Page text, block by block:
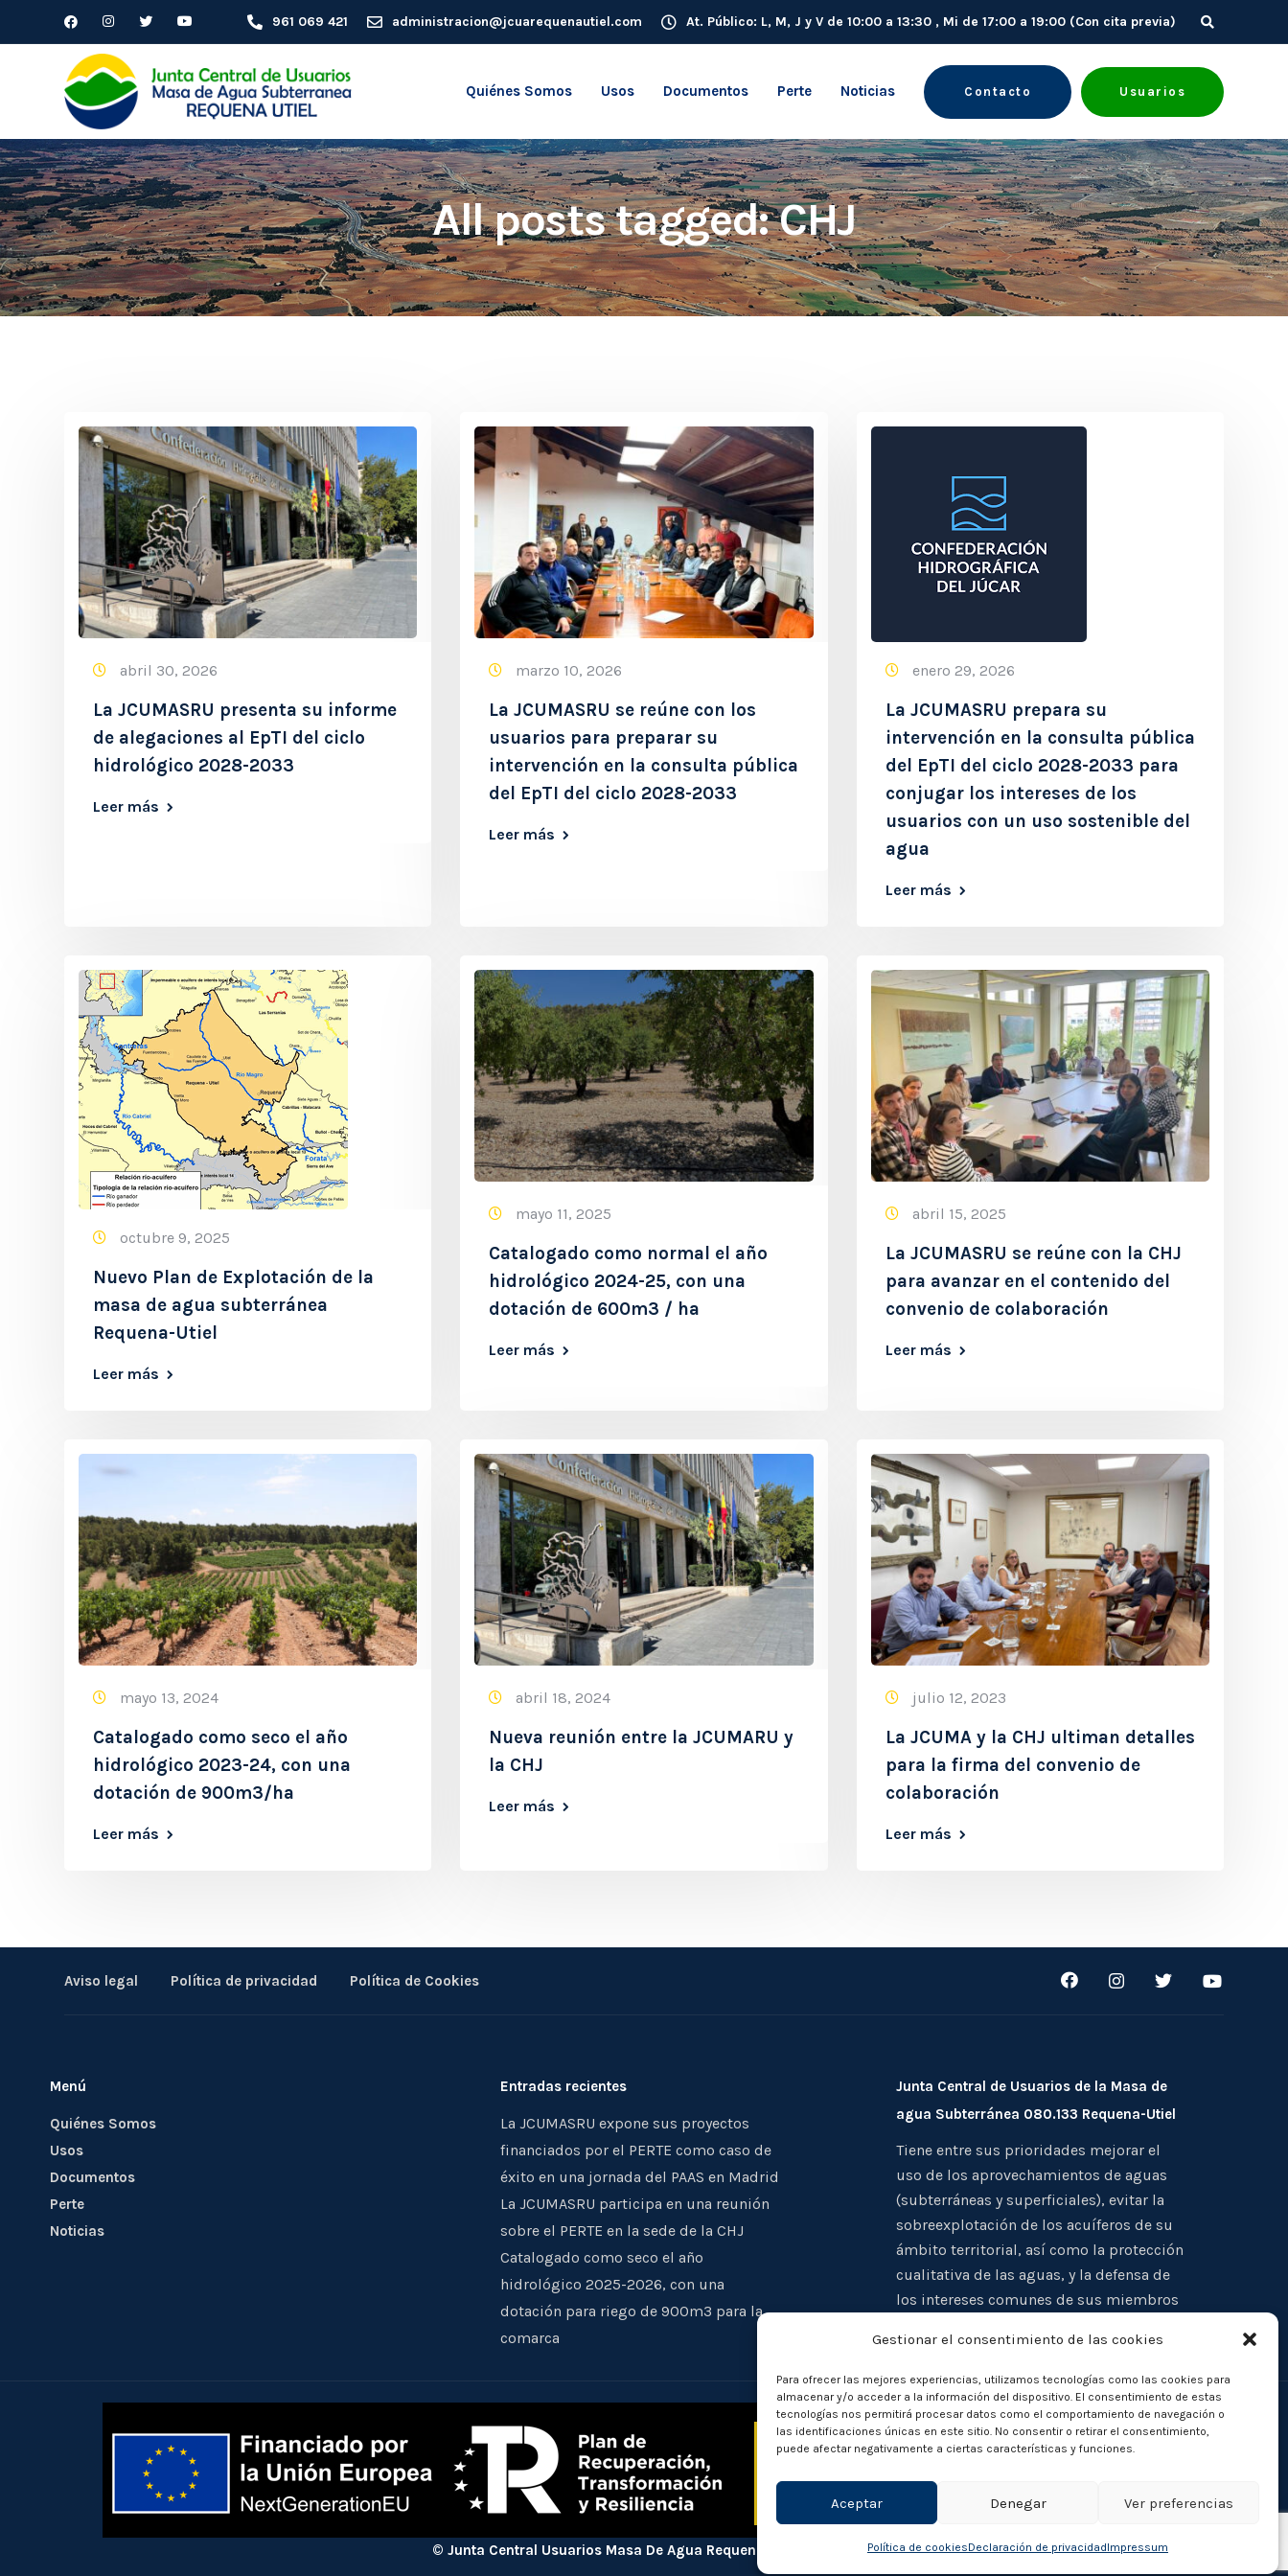
Gestionar el consentimiento de las cookies
Para ofrecer las mejores experiencias, utilizamos tecnologías como las cookies para
almacenar y/o acceder a la información del dispositivo. El consentimiento de estas
tecnologías nos permitirá procesar datos como el comportamiento de navegación o
las identificaciones únicas en este sitio. No consentir o retirar el consentimiento,
puede afectar negativamente a ciertas características y funciones.
Aceptar Denegar Ver preferencias
Política de cookiesDeclaración de privacidadImpressum
961 069 421 administracion@jcuarequenautiel.com At. Público: L, M, J y V de 10:00 a 13:30 , Mi de 17:00 a 19:00 (Con cita previa)
Quiénes Somos Usos Documentos Perte Noticias Contacto Usuarios
All posts tagged: CHJ
abril 30, 2026
La JCUMASRU presenta su informe
de alegaciones al EpTI del ciclo
hidrológico 2028-2033
Leer más
marzo 10, 2026
La JCUMASRU se reúne con los
usuarios para preparar su
intervención en la consulta pública
del EpTI del ciclo 2028-2033
Leer más
enero 29, 2026
La JCUMASRU prepara su
intervención en la consulta pública
del EpTI del ciclo 2028-2033 para
conjugar los intereses de los
usuarios con un uso sostenible del
agua
Leer más
octubre 9, 2025
Nuevo Plan de Explotación de la
masa de agua subterránea
Requena-Utiel
Leer más
mayo 11, 2025
Catalogado como normal el año
hidrológico 2024-25, con una
dotación de 600m3 / ha
Leer más
abril 15, 2025
La JCUMASRU se reúne con la CHJ
para avanzar en el contenido del
convenio de colaboración
Leer más
mayo 13, 2024
Catalogado como seco el año
hidrológico 2023-24, con una
dotación de 900m3/ha
Leer más
abril 18, 2024
Nueva reunión entre la JCUMARU y
la CHJ
Leer más
julio 12, 2023
La JCUMA y la CHJ ultiman detalles
para la firma del convenio de
colaboración
Leer más
Aviso legal Política de privacidad Política de Cookies
Menú
Quiénes Somos
Usos
Documentos
Perte
Noticias
Entradas recientes
La JCUMASRU expone sus proyectos
financiados por el PERTE como caso de
éxito en una jornada del PAAS en Madrid
La JCUMASRU participa en una reunión
sobre el PERTE en la sede de la CHJ
Catalogado como seco el año
hidrológico 2025-2026, con una
dotación para riego de 900m3 para la
comarca
Junta Central de Usuarios de la Masa de
agua Subterránea 080.133 Requena-Utiel
Tiene entre sus prioridades mejorar el
uso de los aprovechamientos de aguas
(subterráneas y superficiales), evitar la
sobreexplotación de los acuíferos de su
ámbito territorial, así como la protección
cualitativa de las aguas, y la defensa de
los intereses comunes de sus miembros
© Junta Central Usuarios Masa De Agua Requena - Utiel